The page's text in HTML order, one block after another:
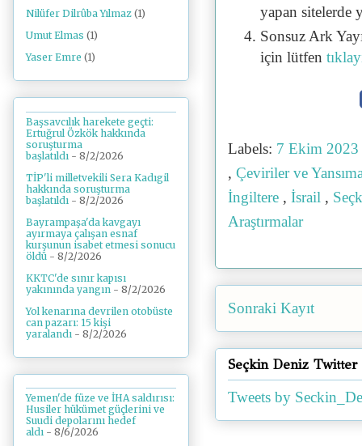
yapan sitelerde
Sonsuz Ark
için lütfen
Labels: 7 Ekim 2023
, Çeviriler ve
İngiltere , İsrail ,
Araştırmalar
Sonraki Kayıt
Seçkin Deniz Twitter
Tweets by
Nilüfer Dilrûba Yılmaz (1)
Umut Elmas (1)
Yaser Emre (1)
Başsavcılık harekete geçti:
Ertuğrul Özkök hakkında
soruşturma
başlatıldı - 8/2/2026
TİP'li milletvekili Sera Kadıgil
hakkında soruşturma
başlatıldı - 8/2/2026
Bayrampaşa'da kavgayı
ayırmaya çalışan esnaf
kurşunun isabet etmesi sonucu
öldü - 8/2/2026
KKTC'de sınır kapısı
yakınında yangın - 8/2/2026
Yol kenarına devrilen otobüste
can pazarı: 15 kişi
yaralandı - 8/2/2026
Yemen'de füze ve İHA saldırısı:
Husiler hükümet güçlerini ve
Suudi depolarını hedef
aldı - 8/6/2026